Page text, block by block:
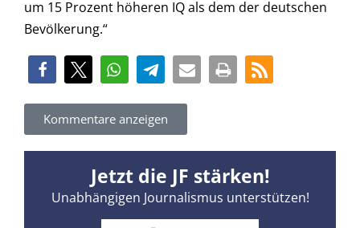
um 15 Prozent höheren IQ als dem der deutschen
Bevölkerung.“
Kommentare anzeigen
Jetzt die JF stärken!
Unabhängigen Journalismus unterstützen!